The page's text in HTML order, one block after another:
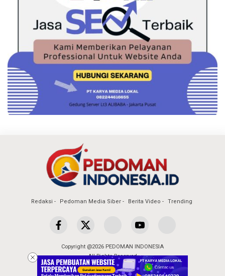
Redaksi Pedoman Media Siber Berita Video Trending
Copyright @2026 PEDOMAN INDONESIA
All Rights Reserved